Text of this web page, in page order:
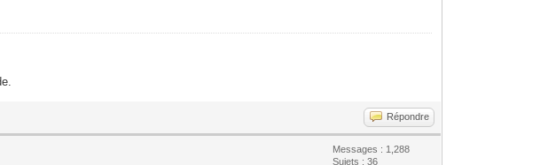
Répondre
Messages : 1,288
Sujets : 36